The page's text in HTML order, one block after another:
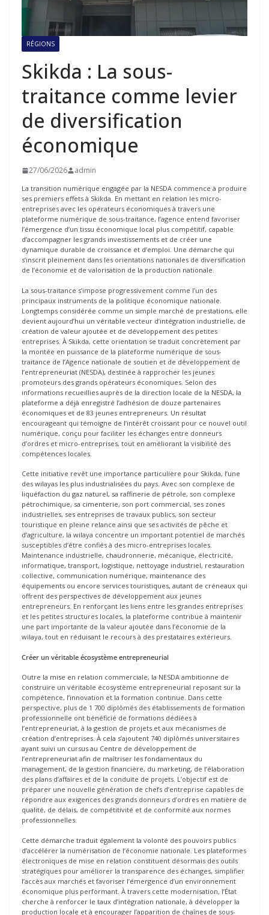
RÉGIONS
Skikda : La sous-
traitance comme levier
de diversification
économique
27/06/2026 admin
La transition numérique engagée par la NESDA commence à produire
ses premiers effets à Skikda. En mettant en relation les micro-
entreprises avec les opérateurs économiques à travers une
plateforme numérique de sous-traitance, l’agence entend favoriser
l’émergence d’un tissu économique local plus compétitif, capable
d’accompagner les grands investissements et de créer une
dynamique durable de croissance et d’emploi. Une démarche qui
s’inscrit pleinement dans les orientations nationales de diversification
de l’économie et de valorisation de la production nationale.
La sous-traitance s’impose progressivement comme l’un des
principaux instruments de la politique économique nationale.
Longtemps considérée comme un simple marché de prestations, elle
devient aujourd’hui un véritable vecteur d’intégration industrielle, de
création de valeur ajoutée et de développement des petites
entreprises. À Skikda, cette orientation se traduit concrètement par
la montée en puissance de la plateforme numérique de sous-
traitance de l’Agence nationale de soutien et de développement de
l’entrepreneuriat (NESDA), destinée à rapprocher les jeunes
promoteurs des grands opérateurs économiques. Selon des
informations recueillies auprès de la direction locale de la NESDA, la
plateforme a déjà enregistré l’adhésion de douze partenaires
économiques et de 83 jeunes entrepreneurs. Un résultat
encourageant qui témoigne de l’intérêt croissant pour ce nouvel outil
numérique, conçu pour faciliter les échanges entre donneurs
d’ordres et micro-entreprises, tout en améliorant la visibilité des
compétences locales.
Cette initiative revêt une importance particulière pour Skikda, l’une
des wilayas les plus industrialisées du pays. Avec son complexe de
liquéfaction du gaz naturel, sa raffinerie de pétrole, son complexe
pétrochimique, sa cimenterie, son port commercial, ses zones
industrielles, ses entreprises de travaux publics, son secteur
touristique en pleine relance ainsi que ses activités de pêche et
d’agriculture, la wilaya concentre un important potentiel de marchés
susceptibles d’être confiés à des micro-entreprises locales.
Maintenance industrielle, chaudronnerie, mécanique, électricité,
informatique, transport, logistique, nettoyage industriel, restauration
collective, communication numérique, maintenance des
équipements ou encore services touristiques, autant de créneaux qui
offrent des perspectives de développement aux jeunes
entrepreneurs. En renforçant les liens entre les grandes entreprises
et les petites structures locales, la plateforme contribue à maintenir
une part importante de la valeur ajoutée dans l’économie de la
wilaya, tout en réduisant le recours à des prestataires extérieurs.
Créer un véritable écosystème entrepreneurial
Outre la mise en relation commerciale, la NESDA ambitionne de
construire un véritable écosystème entrepreneurial reposant sur la
compétence, l’innovation et la formation continue. Dans cette
perspective, plus de 1 700 diplômés des établissements de formation
professionnelle ont bénéficié de formations dédiées à
l’entrepreneuriat, à la gestion de projets et aux mécanismes de
création d’entreprises. À cela s’ajoutent 740 diplômés universitaires
ayant suivi un cursus au Centre de développement de
l’entrepreneuriat afin de maîtriser les fondamentaux du
management, de la gestion financière, du marketing, de l’élaboration
des plans d’affaires et de la conduite de projets. L’objectif est de
préparer une nouvelle génération de chefs d’entreprise capables de
répondre aux exigences des grands donneurs d’ordres en matière de
qualité, de délais, de compétitivité et de conformité aux normes
professionnelles.
Cette démarche traduit également la volonté des pouvoirs publics
d’accélérer la numérisation de l’économie nationale. Les plateformes
électroniques de mise en relation constituent désormais des outils
stratégiques pour améliorer la transparence des échanges, simplifier
l’accès aux marchés et favoriser l’émergence d’un environnement
économique plus performant. À travers cette modernisation, l’État
cherche à renforcer le taux d’intégration nationale, à développer la
production locale et à encourager l’apparition de chaînes de sous-